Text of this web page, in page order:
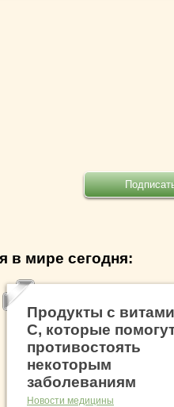
в мире сегодня:
Продукты с
С, которые
противостоять
некоторым
заболеваниям
Новости медицины